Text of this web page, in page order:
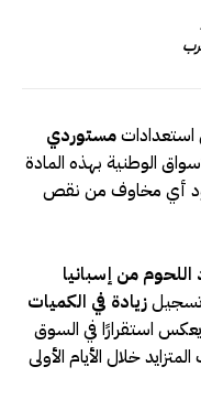
استعداداتمستوردي
الوطنية بهذه المادة
أي مخاوف من نقص
اللحوم من إسبانيا
زيادة في الكميات
استقرارًا في السوق
خلال الأيام الأولى